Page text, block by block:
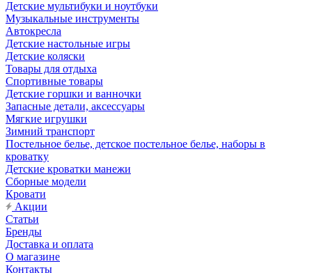
Детские мультибуки и ноутбуки
Музыкальные инструменты
Автокресла
Детские настольные игры
Детские коляски
Товары для отдыха
Спортивные товары
Детские горшки и ванночки
Запасные детали, аксессуары
Мягкие игрушки
Зимний транспорт
Постельное белье, детское постельное белье, наборы в
кроватку
Детские кроватки манежи
Сборные модели
Кровати
Акции
Статьи
Бренды
Доставка и оплата
О магазине
Контакты